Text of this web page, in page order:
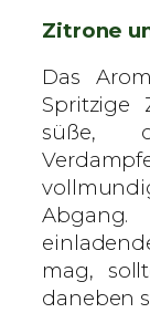
Zitrone
Das
Spritzige
süße,
mag,
daneben